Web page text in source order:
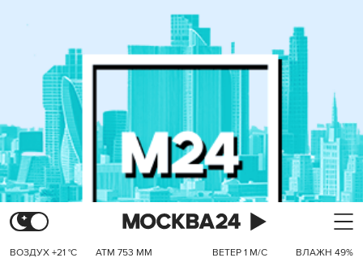
ВОЗДУХ +21 °C АТМ 753 ММ ВЕТЕР 1 М/С ВЛАЖН 49%